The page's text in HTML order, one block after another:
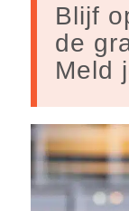
Blijf
de
Meld